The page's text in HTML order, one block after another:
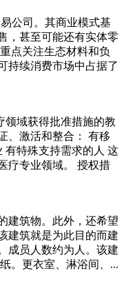
公司。其商业模式基
，甚至可能还有实体零
点关注生态材料和负
持续消费市场中占据了
领域获得批准措施的教
、激活和整合： 有移
有特殊支持需求的人 这
疗专业领域。 授权措
建筑物。此外，还希望
建筑就是为此目的而建
成员人数约为人。该建
。更衣室、淋浴间、...